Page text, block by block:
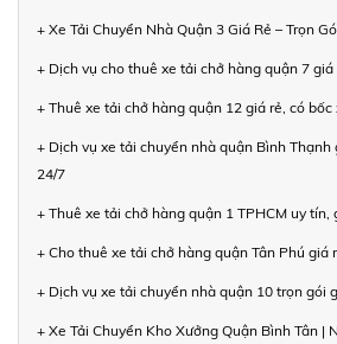
+ Xe Tải Chuyển Nhà Quận 3 Giá Rẻ – Trọn
+ Dịch vụ cho thuê xe tải chở hàng quận 7 giá
+ Thuê xe tải chở hàng quận 12 giá rẻ, có
+ Dịch vụ xe tải chuyển nhà quận Bình Thạnh
24/7
+ Thuê xe tải chở hàng quận 1 TPHCM uy tín,
+ Cho thuê xe tải chở hàng quận Tân Phú
+ Dịch vụ xe tải chuyển nhà quận 10 trọn gói
+ Xe Tải Chuyển Kho Xưởng Quận Bình Tân |